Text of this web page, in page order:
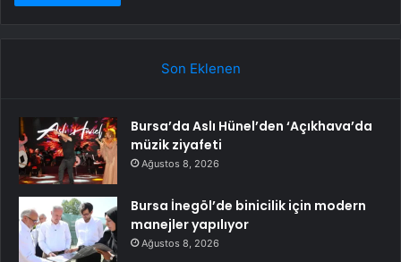
Son Eklenen
Bursa’da Aslı Hünel’den ‘Açıkhava’da
müzik ziyafeti
Ağustos 8, 2026
Bursa İnegöl’de binicilik için modern
manejler yapılıyor
Ağustos 8, 2026